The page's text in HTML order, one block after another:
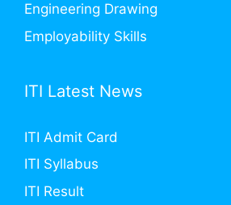
Engineering Drawing
Employability Skills
ITI Latest News
ITI Admit Card
ITI Syllabus
ITI Result